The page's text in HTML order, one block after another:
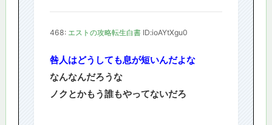
468: エストの攻略転生白書 ID:ioAYtXgu0
咎人はどうしても息が短いんだよな
なんなんだろうな
ノクとかもう誰もやってないだろ